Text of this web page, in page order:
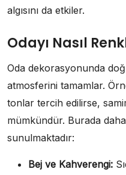
algısını da etkiler.
Odayı Nasıl
Oda dekorasyonunda
atmosferini tamamlar.
tonlar tercih edilirse,
mümkündür. Burada
sunulmaktadır:
Bej ve Kahverengi: